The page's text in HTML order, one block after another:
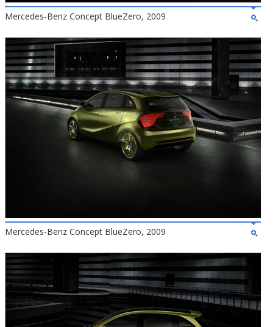
Mercedes-Benz Concept BlueZero, 2009
Mercedes-Benz Concept BlueZero, 2009